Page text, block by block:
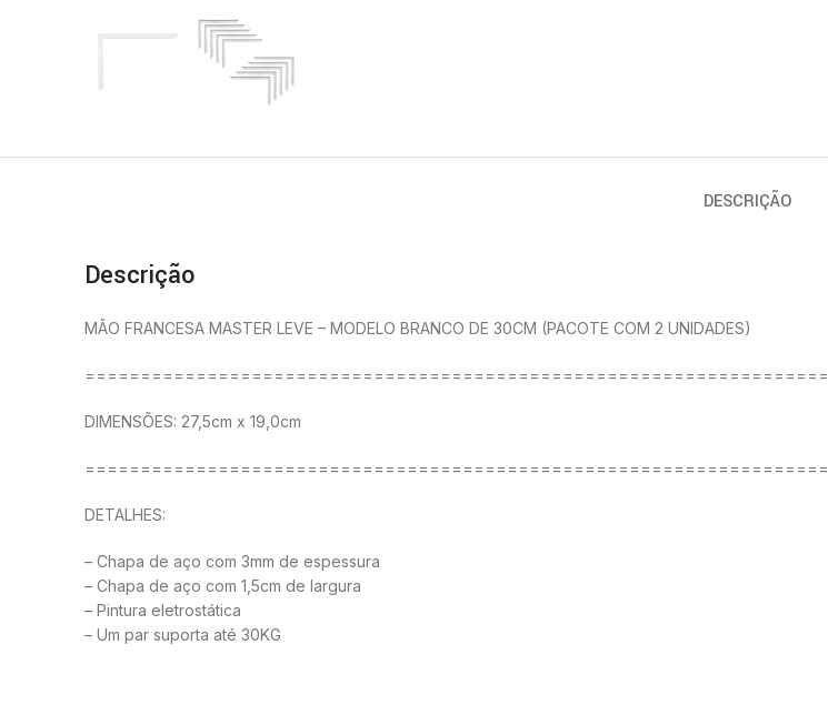
DESCRIÇÃO
Descrição
MÃO FRANCESA MASTER LEVE – MODELO BRANCO DE 30CM (PACOTE COM 2 UNIDADES)
===================================================================
DIMENSÕES: 27,5cm x 19,0cm
===================================================================
DETALHES:
– Chapa de aço com 3mm de espessura
– Chapa de aço com 1,5cm de largura
– Pintura eletrostática
– Um par suporta até 30KG